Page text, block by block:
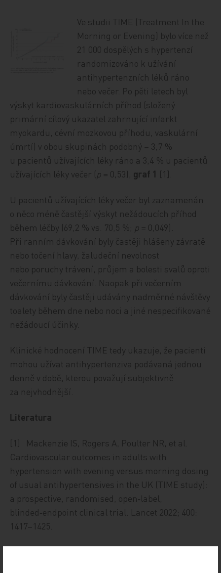
Ve studii TIME (Treatment In the
Morning or Evening) bylo více než
21 000 dospělých s hypertenzí
randomizováno k užívání
antihypertenzních léků ráno
nebo večer. Po pěti letech byl
výskyt kardiovaskulárních příhod (složený
primární cílový ukazatel zahrnující infarkt
myokardu, cévní mozkovou příhodu, vaskulární
úmrtí) v obou skupinách podobný – 3,7 %
u pacientů užívajících léky ráno a 3,4 % u pacientů
užívajících léky večer (p = 0,53), graf 1 [1].
U pacientů užívajících léky večer byl zaznamenán
o něco méně častější výskyt nežádoucích příhod
během léčby (69,2 % vs. 70,5 %; p = 0,049).
Při ranním dávkování byly častěji hlášeny závratě
nebo točení hlavy, žaludeční nevolnost
nebo poruchy trávení, průjem a bolesti svalů oproti
večernímu dávkování. Naopak při večerním
dávkování byly častěji udávány nadměrné návštěvy
toalety během dne nebo noci a jiné nespecifikované
nežádoucí účinky.
Klinické hodnocení TIME tedy ukazuje, že pacienti
mohou užívat antihypertenziva podávaná jednou
denně v době, kterou považují subjektivně
za nejvhodnější.
Literatura
[1] Mackenzie IS, Rogers A, Poulter NR, et al.
Cardiovascular outcomes in adults with
hypertension with evening versus morning dosing
of usual antihypertensives in the UK (TIME study):
a prospective, randomised, open‑label,
blinded‑endpoint clinical trial. Lancet 2022; 400:
1417–1425.